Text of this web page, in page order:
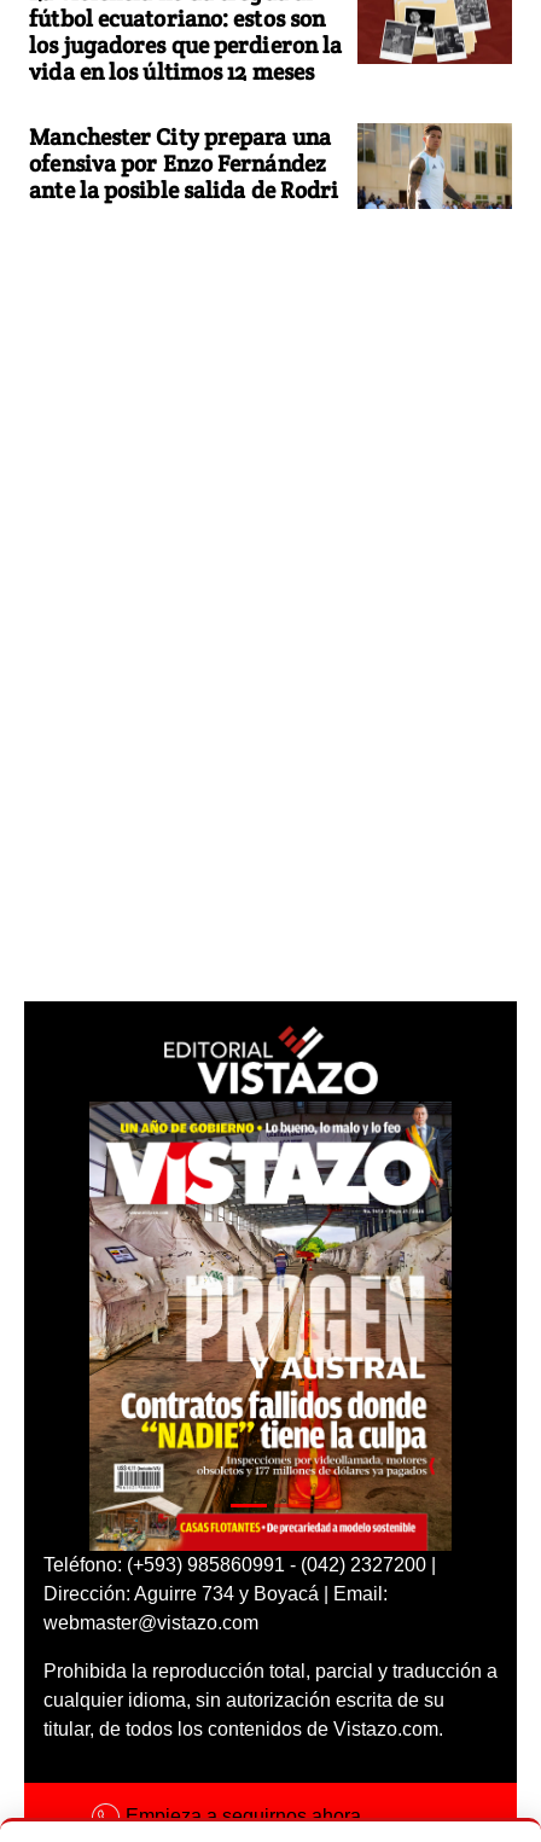
fútbol ecuatoriano: estos son
los jugadores que perdieron la
vida en los últimos 12 meses
Manchester City prepara una
ofensiva por Enzo Fernández
ante la posible salida de Rodri
Teléfono: (+593) 985860991 - (042) 2327200 |
Dirección: Aguirre 734 y Boyacá | Email:
webmaster@vistazo.com
Prohibida la reproducción total, parcial y traducción a
cualquier idioma, sin autorización escrita de su
titular, de todos los contenidos de Vistazo.com.
Empieza a seguirnos ahora